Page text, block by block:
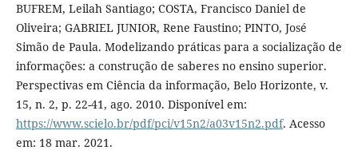
BUFREM, Leilah Santiago; COSTA, Francisco Daniel de
Oliveira; GABRIEL JUNIOR, Rene Faustino; PINTO, José
Simão de Paula. Modelizando práticas para a socialização de
informações: a construção de saberes no ensino superior.
Perspectivas em Ciência da informação, Belo Horizonte, v.
15, n. 2, p. 22-41, ago. 2010. Disponível em:
https://www.scielo.br/pdf/pci/v15n2/a03v15n2.pdf. Acesso
em: 18 mar. 2021.